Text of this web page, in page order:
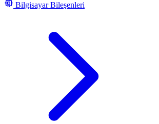
Bilgisayar Bileşenleri